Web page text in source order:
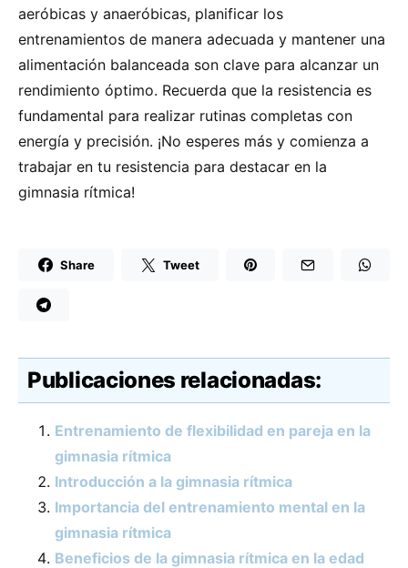
aeróbicas y anaeróbicas, planificar los
entrenamientos de manera adecuada y mantener una
alimentación balanceada son clave para alcanzar un
rendimiento óptimo. Recuerda que la resistencia es
fundamental para realizar rutinas completas con
energía y precisión. ¡No esperes más y comienza a
trabajar en tu resistencia para destacar en la
gimnasia rítmica!
Share Tweet
Publicaciones relacionadas:
Entrenamiento de flexibilidad en pareja en la
gimnasia rítmica
Introducción a la gimnasia rítmica
Importancia del entrenamiento mental en la
gimnasia rítmica
Beneficios de la gimnasia rítmica en la edad